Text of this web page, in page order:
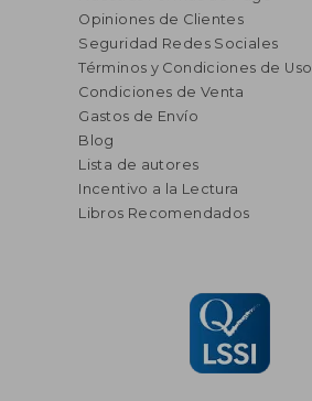
Opiniones de Clientes
Seguridad Redes Sociales
Términos y Condiciones de Uso
Condiciones de Venta
Gastos de Envío
Blog
Lista de autores
Incentivo a la Lectura
Libros Recomendados